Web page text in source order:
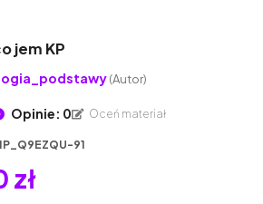
jem KP
(Autor)
Opinie: 0 Oceń materiał
91
zł